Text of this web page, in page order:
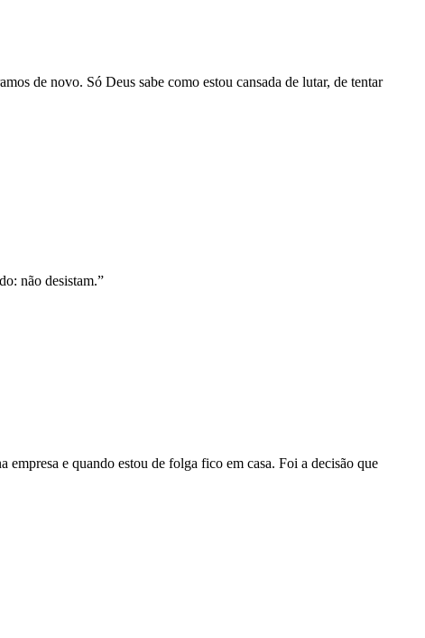
de novo. Só Deus sabe como estou cansada de lutar, de tentar
não desistam.”
e quando estou de folga fico em casa. Foi a decisão que